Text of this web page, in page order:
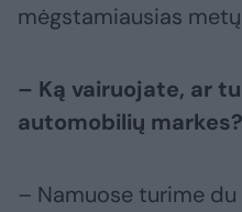
mėgstamiausias
– Ką vairuojate, ar
automobilių markes?
– Namuose turime